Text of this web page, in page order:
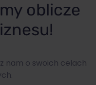
oblicze
nam o swoich celach